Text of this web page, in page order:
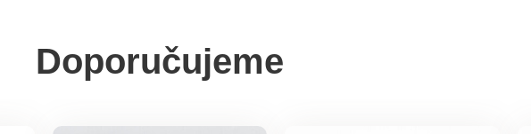
Doporučujeme